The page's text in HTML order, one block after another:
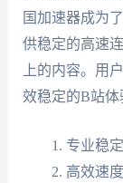
国加速器成为
供稳定的高速
上的内容。用
效稳定的B站体
专业稳
高效速